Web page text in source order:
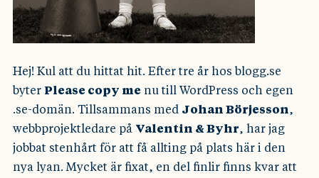
Hej! Kul att du hittat hit. Efter tre år hos blogg.se
byter Please copy me nu till WordPress och egen
.se-domän. Tillsammans med Johan Börjesson,
webbprojektledare på Valentin & Byhr, har jag
jobbat stenhårt för att få allting på plats här i den
nya lyan. Mycket är fixat, en del finlir finns kvar att